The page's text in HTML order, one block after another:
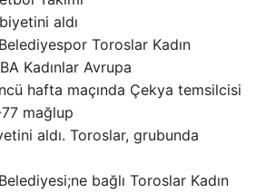
aldı
Toroslar Kadın
Kadınlar Avrupa
hafta maçında Çekya temsilcisi
mağlup
aldı. Toroslar, grubunda
bağlı Toroslar Kadın